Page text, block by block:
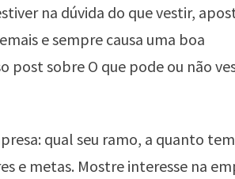
na dúvida do que vestir,
e sempre causa uma boa
post sobre O que pode ou não
qual seu ramo, a quanto
e metas. Mostre interesse na